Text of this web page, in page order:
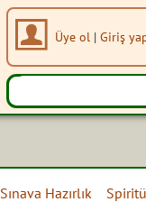
Üye ol | Giriş
Sınava Hazırlık